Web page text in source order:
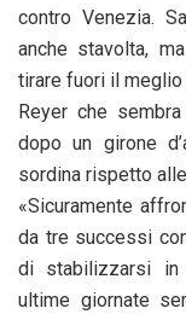
contro Venezia.
anche stavolta,
tirare fuori il
Reyer che
dopo un girone
sordina rispetto
«Sicuramente
da tre successi
di stabilizzarsi in
ultime giornate